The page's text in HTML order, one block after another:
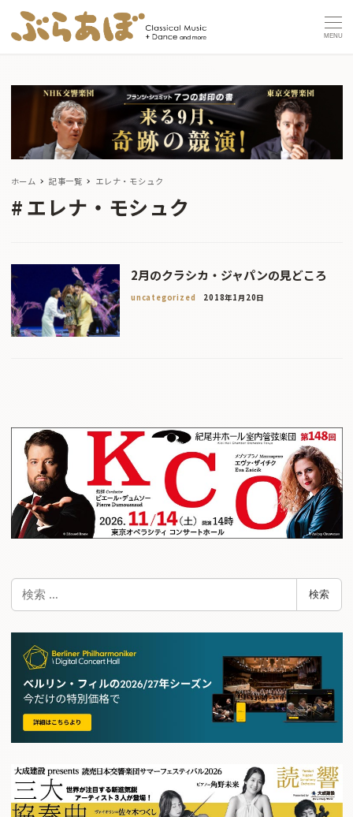
MENU
ホーム 記事一覧 エレナ・モシュク
エレナ・モシュク
2月のクラシカ・ジャパンの見どころ
uncategorized 2018年1月20日
検
検索